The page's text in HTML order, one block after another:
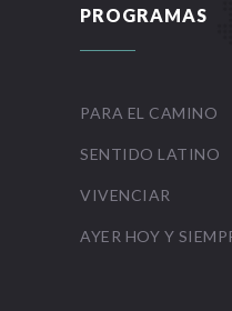
PROGRAMAS
PARA EL CAMINO
SENTIDO LATINO
VIVENCIAR
AYER HOY Y